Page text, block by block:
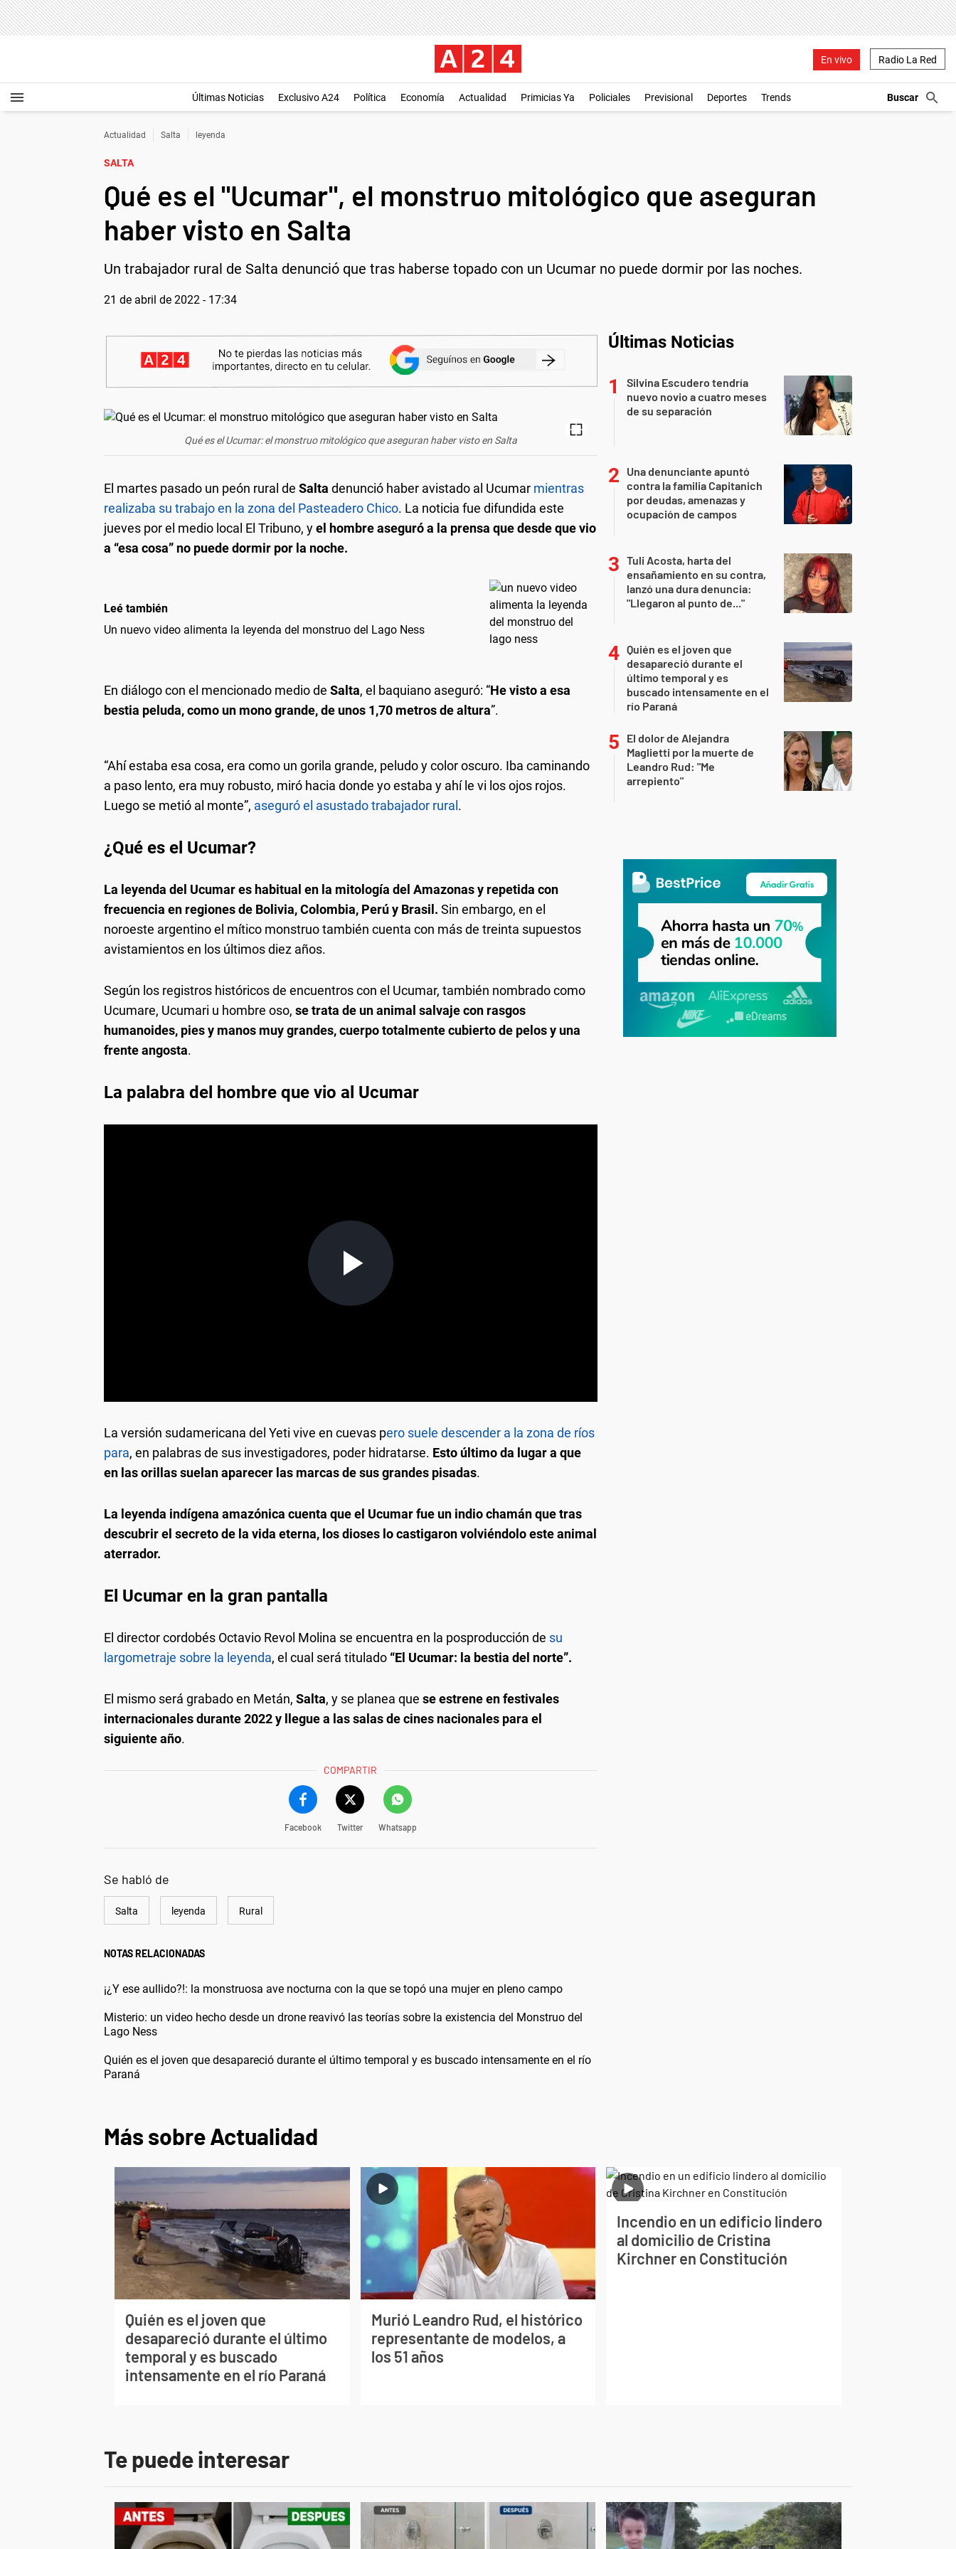
En vivo Radio La Red
Últimas Noticias Exclusivo A24 Política Economía Actualidad Primicias Ya Policiales Previsional Deportes Trends
Actualidad Salta leyenda
SALTA
Qué es el "Ucumar", el monstruo mitológico que aseguran
haber visto en Salta
Un trabajador rural de Salta denunció que tras haberse topado con un Ucumar no puede dormir por las noches.
21 de abril de 2022 - 17:34
Qué es el Ucumar: el monstruo mitológico que aseguran haber visto en Salta
El martes pasado un peón rural de Salta denunció haber avistado al Ucumar mientras
realizaba su trabajo en la zona del Pasteadero Chico. La noticia fue difundida este
jueves por el medio local El Tribuno, yel hombre aseguró a la prensa que desde que vio
a “esa cosa” no puede dormir por la noche.
Leé también
Un nuevo video alimenta la leyenda del monstruo del Lago Ness
En diálogo con el mencionado medio de Salta, el baquiano aseguró: “He visto a esa
bestia peluda, como un mono grande, de unos 1,70 metros de altura”.
“Ahí estaba esa cosa, era como un gorila grande, peludo y color oscuro. Iba caminando
a paso lento, era muy robusto, miró hacia donde yo estaba y ahí le vi los ojos rojos.
Luego se metió al monte”, aseguró el asustado trabajador rural.
¿Qué es el Ucumar?
La leyenda del Ucumar es habitual en la mitología del Amazonas y repetida con
frecuencia en regiones de Bolivia, Colombia, Perú y Brasil. Sin embargo, en el
noroeste argentino el mítico monstruo también cuenta con más de treinta supuestos
avistamientos en los últimos diez años.
Según los registros históricos de encuentros con el Ucumar, también nombrado como
Ucumare, Ucumari u hombre oso, se trata de un animal salvaje con rasgos
humanoides, pies y manos muy grandes, cuerpo totalmente cubierto de pelos y una
frente angosta.
La palabra del hombre que vio al Ucumar
La versión sudamericana del Yeti vive en cuevas pero suele descender a la zona de ríos
para, en palabras de sus investigadores, poder hidratarse. Esto último da lugar a que
en las orillas suelan aparecer las marcas de sus grandes pisadas.
La leyenda indígena amazónica cuenta que el Ucumar fue un indio chamán que tras
descubrir el secreto de la vida eterna, los dioses lo castigaron volviéndolo este animal
aterrador.
El Ucumar en la gran pantalla
El director cordobés Octavio Revol Molina se encuentra en la posproducción de su
largometraje sobre la leyenda, el cual será titulado “El Ucumar: la bestia del norte”.
El mismo será grabado en Metán, Salta, y se planea que se estrene en festivales
internacionales durante 2022 y llegue a las salas de cines nacionales para el
siguiente año.
COMPARTIR
Facebook Twitter Whatsapp
Se habló de
Salta leyenda Rural
NOTAS RELACIONADAS
¡¿Y ese aullido?!: la monstruosa ave nocturna con la que se topó una mujer en pleno campo
Misterio: un video hecho desde un drone reavivó las teorías sobre la existencia del Monstruo del
Lago Ness
Quién es el joven que desapareció durante el último temporal y es buscado intensamente en el río
Paraná
Últimas Noticias
Silvina Escudero tendría
nuevo novio a cuatro meses
de su separación
Una denunciante apuntó
contra la familia Capitanich
por deudas, amenazas y
ocupación de campos
Tuli Acosta, harta del
ensañamiento en su contra,
lanzó una dura denuncia:
"Llegaron al punto de..."
Quién es el joven que
desapareció durante el
último temporal y es
buscado intensamente en el
río Paraná
El dolor de Alejandra
Maglietti por la muerte de
Leandro Rud: "Me
arrepiento"
Más sobre Actualidad
Quién es el joven que
desapareció durante el último
temporal y es buscado
intensamente en el río Paraná
Murió Leandro Rud, el histórico
representante de modelos, a
los 51 años
Incendio en un edificio lindero
al domicilio de Cristina
Kirchner en Constitución
Te puede interesar